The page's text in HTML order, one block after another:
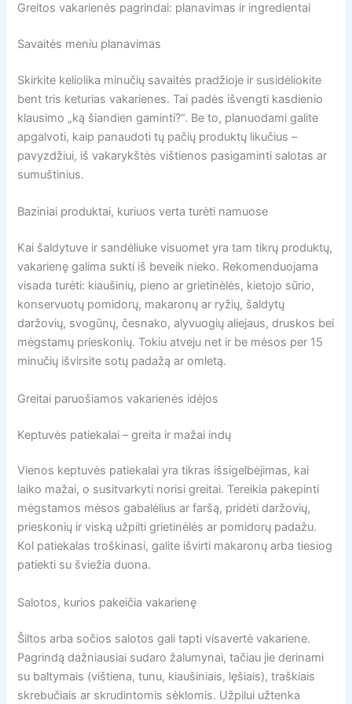
Greitos vakarienės pagrindai: planavimas ir ingredientai
Savaitės meniu planavimas
Skirkite keliolika minučių savaitės pradžioje ir susidėliokite
bent tris keturias vakarienes. Tai padės išvengti kasdienio
klausimo „ką šiandien gaminti?“. Be to, planuodami galite
apgalvoti, kaip panaudoti tų pačių produktų likučius –
pavyzdžiui, iš vakarykštės vištienos pasigaminti salotas ar
sumuštinius.
Baziniai produktai, kuriuos verta turėti namuose
Kai šaldytuve ir sandėliuke visuomet yra tam tikrų produktų,
vakarienę galima sukti iš beveik nieko. Rekomenduojama
visada turėti: kiaušinių, pieno ar grietinėlės, kietojo sūrio,
konservuotų pomidorų, makaronų ar ryžių, šaldytų
daržovių, svogūnų, česnako, alyvuogių aliejaus, druskos bei
mėgstamų prieskonių. Tokiu atveju net ir be mėsos per 15
minučių išvirsite sotų padažą ar omletą.
Greitai paruošiamos vakarienės idėjos
Keptuvės patiekalai – greita ir mažai indų
Vienos keptuvės patiekalai yra tikras išsigelbėjimas, kai
laiko mažai, o susitvarkyti norisi greitai. Tereikia pakepinti
mėgstamos mėsos gabalėlius ar faršą, pridėti daržovių,
prieskonių ir viską užpilti grietinėlės ar pomidorų padažu.
Kol patiekalas troškinasi, galite išvirti makaronų arba tiesiog
patiekti su šviežia duona.
Salotos, kurios pakeičia vakarienę
Šiltos arba sočios salotos gali tapti visavertė vakariene.
Pagrindą dažniausiai sudaro žalumynai, tačiau jie derinami
su baltymais (vištiena, tunu, kiaušiniais, lęšiais), traškiais
skrebučiais ar skrudintomis sėklomis. Užpilui užtenka